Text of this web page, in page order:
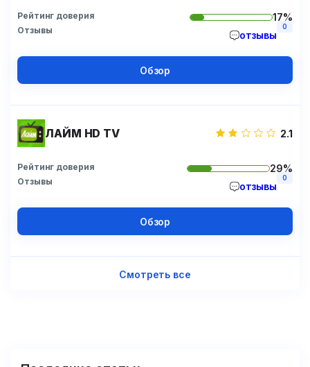
Рейтинг доверия 17%
Отзывы отзывы
0
Обзор
ЛАЙМ HD TV 2.1
Рейтинг доверия 29%
Отзывы отзывы
0
Обзор
Смотреть все